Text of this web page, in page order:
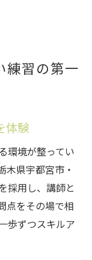
スタイルを
ルの活用法
き出す秘訣
び方とは
光で
練習の第一
体験
環境が整ってい
木県宇都宮市・
採用し、講師と
点をその場で相
歩ずつスキルア